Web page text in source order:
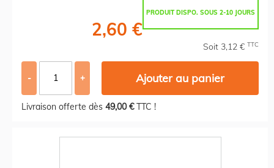
PRODUIT DISPO. SOUS 2-10 JOURS
2,60 €
Soit 3,12 € TTC
- + Ajouter au panier
Livraison offerte dès 49,00 €TTC !